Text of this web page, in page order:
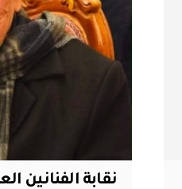
نقابة الفنانين